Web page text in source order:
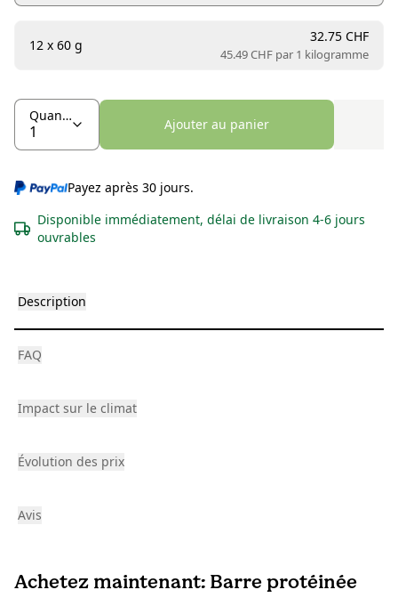
12 x 60 g
32.75 CHF
45.49 CHF par 1 kilogramme
Quantité
Ajouter au panier
Payez après 30 jours.
Disponible immédiatement, délai de livraison 4-6 jours
ouvrables
Description
FAQ
Impact sur le climat
Évolution des prix
Avis
Achetez maintenant: Barre protéinée